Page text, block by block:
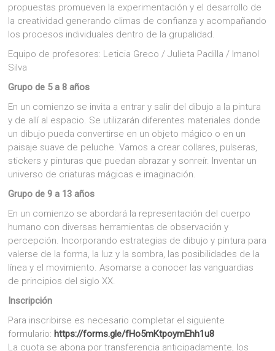
propuestas promueven la experimentación y el desarrollo de
la creatividad generando climas de confianza y acompañando
los procesos individuales dentro de la grupalidad.
Equipo de profesores: Leticia Greco / Julieta Padilla / Imanol
Silva
Grupo de 5 a 8 años
En un comienzo se invita a entrar y salir del dibujo a la pintura
y de allí al espacio. Se utilizarán diferentes materiales donde
un dibujo pueda convertirse en un objeto mágico o en un
paisaje suave de peluche. Vamos a crear collares, pulseras,
stickers y pinturas que puedan abrazar y sonreír. Inventar un
universo de criaturas mágicas e imaginación.
Grupo de 9 a 13 años
En un comienzo se abordará la representación del cuerpo
humano con diversas herramientas de observación y
percepción. Incorporando estrategias de dibujo y pintura para
valerse de la forma, la luz y la sombra, las posibilidades de la
línea y el movimiento. Asomarse a conocer las vanguardias
de principios del siglo XX.
Inscripción
Para inscribirse es necesario completar el siguiente
formulario: https://forms.gle/fHo5mKtpoymEhh1u8
La cuota se abona por transferencia anticipadamente, los